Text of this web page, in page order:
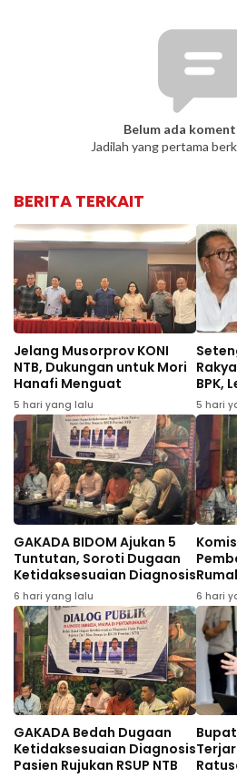
Belum ada
Jadilah yang pertama
BERITA TERKAIT
Jelang Musorprov KONI
NTB, Dukungan untuk Mori
Hanafi Menguat
5 hari yang lalu
BPK,
NTB
5 hari
GAKADA BIDOM Ajukan 5
Tuntutan, Soroti Dugaan
Ketidaksesuaian Diagnosis
6 hari yang lalu 6 hari
GAKADA Bedah Dugaan
Ketidaksesuaian Diagnosis
Pasien Rujukan RSUP NTB